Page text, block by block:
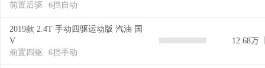
前置后驱
6挡自动
2019款 2.4T 手动四驱运动版 汽油 国
V
前置四驱
6挡手动
12.68万